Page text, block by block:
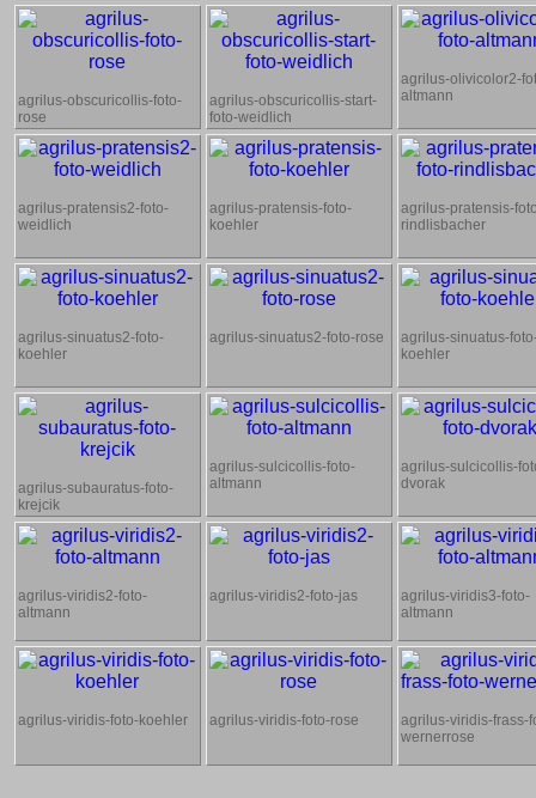
agrilus-obscuricollis-foto-
rose
agrilus-obscuricollis-start-
foto-weidlich
agrilus-olivicolor2-
altmann
agrilus-pratensis2-foto-
weidlich
agrilus-pratensis-foto-
koehler
agrilus-pratensis-
rindlisbacher
agrilus-sinuatus2-foto-
koehler
agrilus-sinuatus2-foto-rose
agrilus-sinuatus-
koehler
agrilus-subauratus-foto-
krejcik
agrilus-sulcicollis-foto-
altmann
agrilus-sulcicollis-
dvorak
agrilus-viridis2-foto-
altmann
agrilus-viridis2-foto-jas
agrilus-viridis3-foto-
altmann
agrilus-viridis-foto-koehler agrilus-viridis-foto-rose
agrilus-viridis-frass-
wernerrose